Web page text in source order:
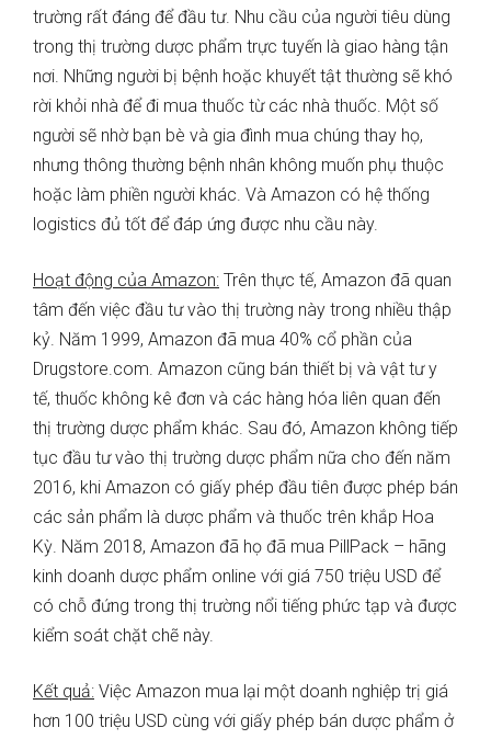
trường rất đáng để đầu tư. Nhu cầu của người tiêu dùng
trong thị trường dược phẩm trực tuyến là giao hàng tận
nơi. Những người bị bệnh hoặc khuyết tật thường sẽ khó
rời khỏi nhà để đi mua thuốc từ các nhà thuốc. Một số
người sẽ nhờ bạn bè và gia đình mua chúng thay họ,
nhưng thông thường bệnh nhân không muốn phụ thuộc
hoặc làm phiền người khác. Và Amazon có hệ thống
logistics đủ tốt để đáp ứng được nhu cầu này.
Hoạt động của Amazon: Trên thực tế, Amazon đã quan
tâm đến việc đầu tư vào thị trường này trong nhiều thập
kỷ. Năm 1999, Amazon đã mua 40% cổ phần của
Drugstore.com. Amazon cũng bán thiết bị và vật tư y
tế, thuốc không kê đơn và các hàng hóa liên quan đến
thị trường dược phẩm khác. Sau đó, Amazon không tiếp
tục đầu tư vào thị trường dược phẩm nữa cho đến năm
2016, khi Amazon có giấy phép đầu tiên được phép bán
các sản phẩm là dược phẩm và thuốc trên khắp Hoa
Kỳ. Năm 2018, Amazon đã họ đã mua PillPack – hãng
kinh doanh dược phẩm online với giá 750 triệu USD để
có chỗ đứng trong thị trường nổi tiếng phức tạp và được
kiểm soát chặt chẽ này.
Kết quả: Việc Amazon mua lại một doanh nghiệp trị giá
hơn 100 triệu USD cùng với giấy phép bán dược phẩm ở